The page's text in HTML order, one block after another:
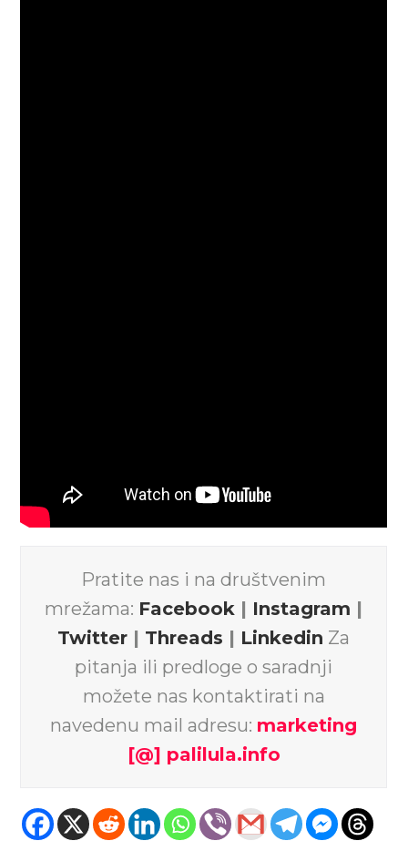
Pratite nas i na društvenim
mrežama: Facebook | Instagram |
Twitter | Threads | Linkedin Za
pitanja ili predloge o saradnji
možete nas kontaktirati na
navedenu mail adresu: marketing
[@] palilula.info